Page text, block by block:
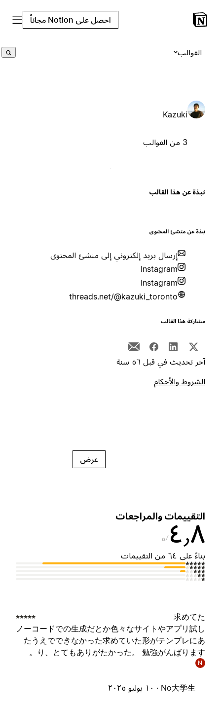
احصل على Notion مجاناً
القوالب
Kazuki
عن هذا القالب
عن منشئ المحتوى
إرسال بريد إلكتروني إلى منشئ المحتوى
Instagram
Instagram
threads.net/@kazuki_toronto
هذا القالب
تحديث في قبل ٥٦ سنة
والأحكام
عرض
والمراجعات
٥
على ٦٤ من التقييمات
求めて
ノーコードでの生成だとか色々なサイトやアプリ試
たうえでできなかった求めていた形がテンプレに
り、とてもありがたかった。 勉強がんばります
No大学生 · ١٠ يوليو ٢٠٢٥